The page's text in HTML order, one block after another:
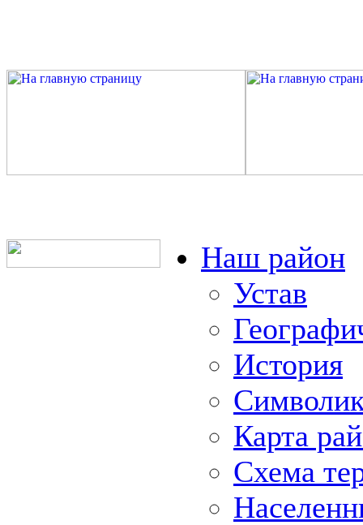
Наш район
Устав
История
Карта
Схема